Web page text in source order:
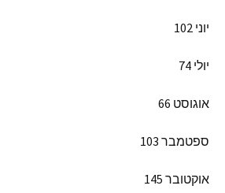
יוני 102
יולי 74
אוגוסט 66
ספטמבר 103
אוקטובר 145